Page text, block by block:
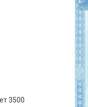
3500